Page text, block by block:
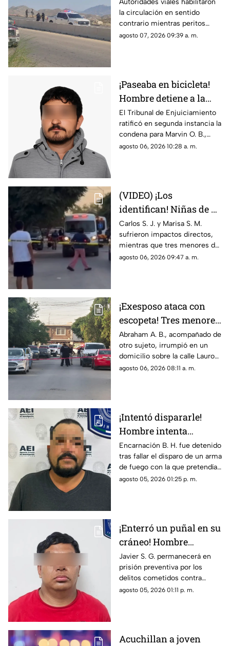
desvían tráfico
Autoridades viales habilitaron
la circulación en sentido
contrario mientras peritos
procesan la escena; solicitan
agosto 07, 2026 09:39 a. m.
¡Paseaba en bicicleta!
Hombre detiene a la
fuerza a menor de 12
años y lo viola en
Chihuahua; así logró
escapar
El Tribunal de Enjuiciamiento
ratificó en segunda instancia la
condena para Marvin O. B.,
quien agredió a un niño de 12
agosto 06, 2026 10:28 a. m.
(VIDEO) ¡Los
identifican! Niñas de 9
y 11 años y un
adolescente entre los
heridos de gravedad en
el ataque de esta
Carlos S. J. y Marisa S. M.
sufrieron impactos directos,
mientras que tres menores de
14, 11 y 9 años resultaron
familiar.
agosto 06, 2026 09:47 a. m.
¡Exesposo ataca con
escopeta! Tres menores
y una pareja resultan
gravemente heridos en
Ciudad Juárez
Abraham A. B., acompañado de
otro sujeto, irrumpió en un
domicilio sobre la calle Lauro
de Uranga; paramédicos
agosto 06, 2026 08:11 a. m.
¡Intentó dispararle!
Hombre intenta
asesinar a su esposa y
la asfixia en
Chihuahua
Encarnación B. H. fue detenido
tras fallar el disparo de un arma
de fuego con la que pretendía
privar de la vida a su pareja en
agosto 05, 2026 01:25 p. m.
¡Enterró un puñal en su
cráneo! Hombre
secuestra y tortura
atrozmente a cuatro;
asesinan a uno en
Riberas del Bravo
Javier S. G. permanecerá en
prisión preventiva por los
delitos cometidos contra
cuatro personas en diciembre
agosto 05, 2026 01:11 p. m.
Acuchillan a joven